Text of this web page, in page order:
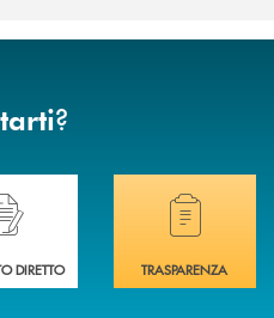
?
filiali di Banca di Caraglio.
di assistenza immediata?
DIRETTO
Hai bisogno di
TRASPARENZA